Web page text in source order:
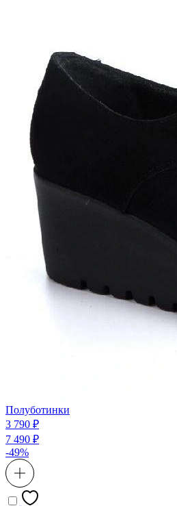
Полуботинки
3 790 ₽
7 490 ₽
-49%